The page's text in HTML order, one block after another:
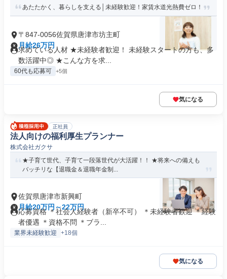
あたたかく、暮らしを支える│未経験歓迎！家賃水道光熱費ゼロ！
〒847-0056佐賀県唐津市坊主町
月給26万円
求めている人材 ★未経験者歓迎！ 未経験スタートの方も、多
数活躍中◎ ★こんな方を求...
60代も応募可 +5個
気になる
正社員
法人向けの福利厚生プランナー
株式会社ガクサ
★子育て世代、子育て一段落世代が大活躍！！ ★将来への備えも
バッチリな【退職金＆退職年金制...
佐賀県唐津市新興町
月給20万円～22万円
応募資格 ＊社会人経験者（新卒不可） ＊未経験者歓迎 ＊経験
者優遇 ＊資格不問 ＊ブラ...
業界未経験歓迎 +18個
気になる